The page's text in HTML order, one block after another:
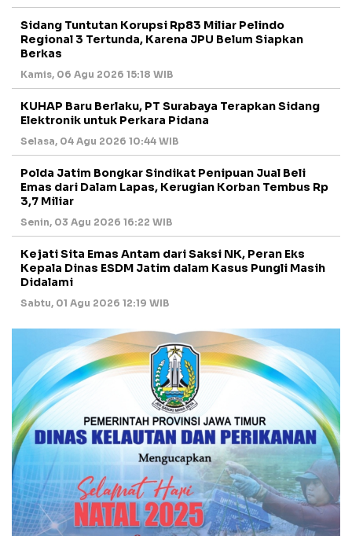
Sidang Tuntutan Korupsi Rp83 Miliar Pelindo
Regional 3 Tertunda, Karena JPU Belum Siapkan
Berkas
Kamis, 06 Agu 2026 15:18 WIB
KUHAP Baru Berlaku, PT Surabaya Terapkan Sidang
Elektronik untuk Perkara Pidana
Selasa, 04 Agu 2026 10:44 WIB
Polda Jatim Bongkar Sindikat Penipuan Jual Beli
Emas dari Dalam Lapas, Kerugian Korban Tembus Rp
3,7 Miliar
Senin, 03 Agu 2026 16:22 WIB
Kejati Sita Emas Antam dari Saksi NK, Peran Eks
Kepala Dinas ESDM Jatim dalam Kasus Pungli Masih
Didalami
Sabtu, 01 Agu 2026 12:19 WIB